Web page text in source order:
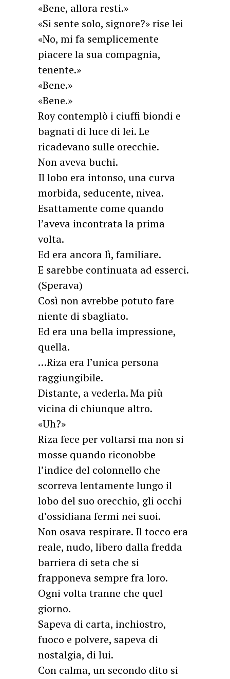
«Bene, allora resti.»
«Si sente solo, signore?» rise lei
«No, mi fa semplicemente
piacere la sua compagnia,
tenente.»
«Bene.»
«Bene.»
Roy contemplò i ciuffi biondi e
bagnati di luce di lei. Le
ricadevano sulle orecchie.
Non aveva buchi.
Il lobo era intonso, una curva
morbida, seducente, nivea.
Esattamente come quando
l’aveva incontrata la prima
volta.
Ed era ancora lì, familiare.
E sarebbe continuata ad esserci.
(Sperava)
Così non avrebbe potuto fare
niente di sbagliato.
Ed era una bella impressione,
quella.
…Riza era l’unica persona
raggiungibile.
Distante, a vederla. Ma più
vicina di chiunque altro.
«Uh?»
Riza fece per voltarsi ma non si
mosse quando riconobbe
l’indice del colonnello che
scorreva lentamente lungo il
lobo del suo orecchio, gli occhi
d’ossidiana fermi nei suoi.
Non osava respirare. Il tocco era
reale, nudo, libero dalla fredda
barriera di seta che si
frapponeva sempre fra loro.
Ogni volta tranne che quel
giorno.
Sapeva di carta, inchiostro,
fuoco e polvere, sapeva di
nostalgia, di lui.
Con calma, un secondo dito si